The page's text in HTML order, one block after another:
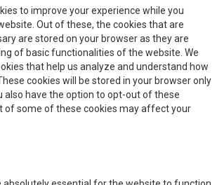
to improve your experience while you
Out of these, the cookies that are
are stored on your browser as they are
of basic functionalities of the website. We
that help us analyze and understand how
cookies will be stored in your browser only
also have the option to opt-out of these
of some of these cookies may affect your